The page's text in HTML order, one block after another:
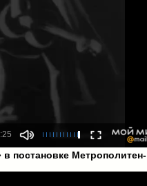
постановке Метрополитен-